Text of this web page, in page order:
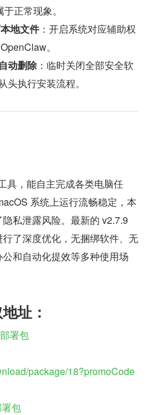
正常现象。
地文件：开启系统对应辅助权
。
动删除：临时关闭全部安全软
执行安装流程。
具，能自主完成各类电脑任
系统上运行流畅稳定，本
私泄露风险。最新的 v2.7.9
了深度优化，无捆绑软件、无
和自动化提效等多种使用场
址：
署包
package/18?promoCode
包